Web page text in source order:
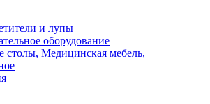
и лупы
оборудование
столы, Медицинская мебель,